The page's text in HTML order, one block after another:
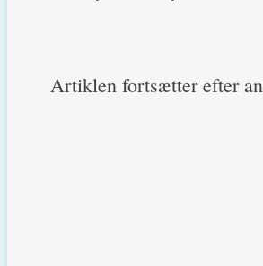
Artiklen fortsætter efter